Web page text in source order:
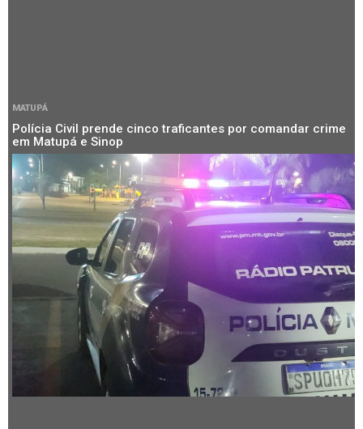
MATUPÁ
Polícia Civil prende cinco traficantes por comandar crime
em Matupá e Sinop